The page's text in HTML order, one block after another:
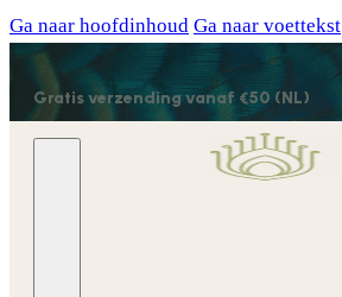
Ga naar hoofdinhoud Ga naar voettekst
Gratis verzending vanaf €50 (NL)